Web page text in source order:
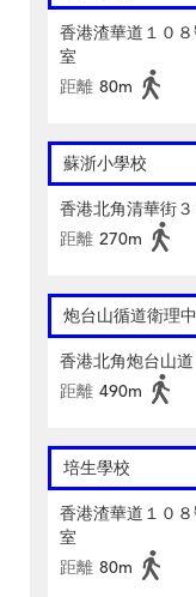
香港渣華道１０
室
距離 80m
蘇浙小學校
香港北角清華街
距離 270m
炮台山循道衛理
香港北角炮台山
距離 490m
培生學校
香港渣華道１０
室
距離 80m